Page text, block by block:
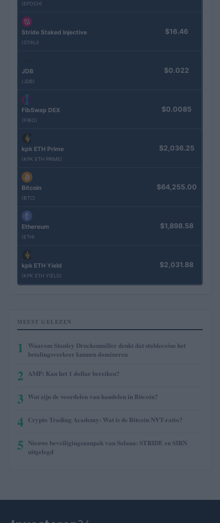
(EPOCH)
Stride Staked Injective
(STINJ)
$16.46
JDB
(JDB)
$0.022
FibSwap DEX
(FIBO)
$0.0085
kpk ETH Prime
(KPK ETH PRIME)
$2,036.25
Bitcoin
(BTC)
$64,255.00
Ethereum
(ETH)
$1,898.58
kpk ETH Yield
(KPK ETH YIELD)
$2,031.88
MEEST GELEZEN
1
Waarom Stanley Druckenmiller denkt dat stablecoins het
betalingsverkeer kunnen domineren
2 AMP: Kan het 1 dollar bereiken?
3 Wat zijn de voordelen van handelen in Bitcoin?
4 Crypto Trading Academy: Wat is de Bitcoin NVT-ratio?
5 Nieuwe beveiligingsaanpak van Solana: STRIDE en SIRN
uitgelegd